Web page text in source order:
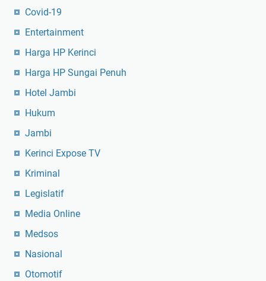
Covid-19
Entertainment
Harga HP Kerinci
Harga HP Sungai Penuh
Hotel Jambi
Hukum
Jambi
Kerinci Expose TV
Kriminal
Legislatif
Media Online
Medsos
Nasional
Otomotif